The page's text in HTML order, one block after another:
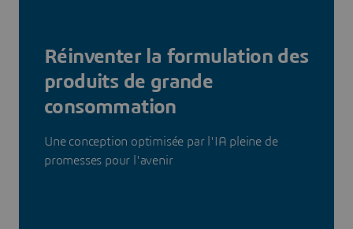
Réinventer la formulation des
produits de grande
consommation
Une conception optimisée par l'IA pleine de
promesses pour l'avenir